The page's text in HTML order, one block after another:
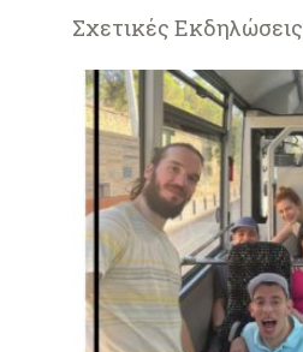
Σχετικές Εκδηλώσεις